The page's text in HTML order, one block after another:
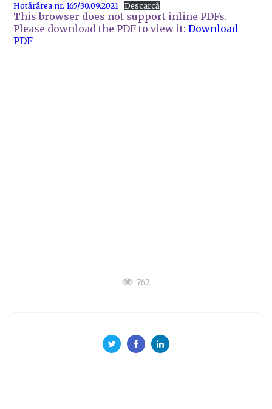
Hotărârea nr. 165/30.09.2021 Descarcă
This browser does not support inline PDFs.
Please download the PDF to view it:Download
PDF
762